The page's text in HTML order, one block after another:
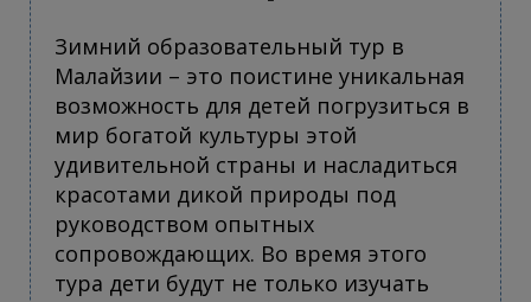
Зимний образовательный тур в
Малайзии – это поистине уникальная
возможность для детей погрузиться в
мир богатой культуры этой
удивительной страны и насладиться
красотами дикой природы под
руководством опытных
сопровождающих. Во время этого
тура дети будут не только изучать